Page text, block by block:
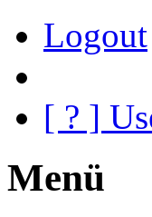
Logout
[ ? ]
Menü